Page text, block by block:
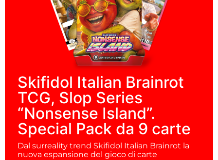
Skifidol Italian Brainrot
TCG, Slop Series
“Nonsense Island”.
Special Pack da 9 carte
Dal surreality trend Skifidol Italian Brainrot la
nuova espansione del gioco di carte